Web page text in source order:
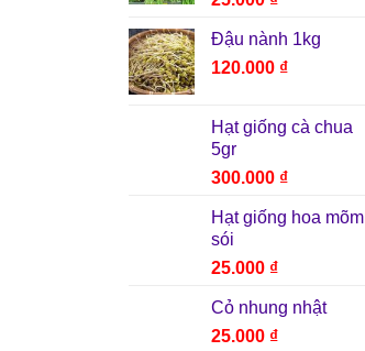
Đậu nành 1kg
120.000 ₫
Hạt giống cà chua
5gr
300.000 ₫
Hạt giống hoa mõm
sói
25.000 ₫
Cỏ nhung nhật
25.000 ₫